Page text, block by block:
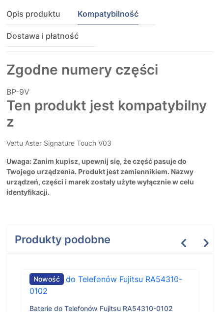
Opis produktu Kompatybilność
Dostawa i płatność
Zgodne numery części
BP-9V
Ten produkt jest kompatybilny
z
Vertu Aster Signature Touch V03
Uwaga: Zanim kupisz, upewnij się, że część pasuje do
Twojego urządzenia. Produkt jest zamiennikiem. Nazwy
urządzeń, części i marek zostały użyte wyłącznie w celu
identyfikacji.
Produkty podobne
Nowość
Baterie do Telefonów Fujitsu RA54310-0102